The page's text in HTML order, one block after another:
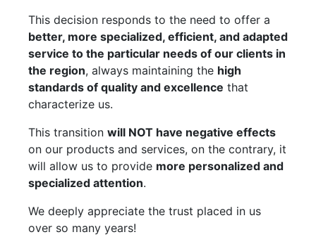
This decision responds to the need to offer a
better, more specialized, efficient, and adapted
service to the particular needs of our clients in
the region, always maintaining the high
standards of quality and excellence that
characterize us.
This transition will NOT have negative effects
on our products and services, on the contrary, it
will allow us to provide more personalized and
specialized attention.
We deeply appreciate the trust placed in us
over so many years!